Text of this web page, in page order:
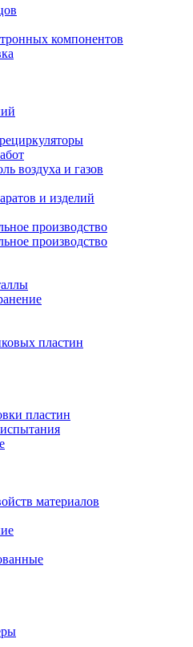
компонентов
воздуха и газов
и изделий
производство
производство
пластин
пластин
материалов